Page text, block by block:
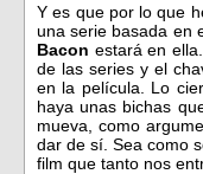
Y es que por lo que
una serie basada en
Bacon estará en
de las series y el
en la película. Lo
haya unas bichas
mueva, como
dar de sí. Sea como
film que tanto nos